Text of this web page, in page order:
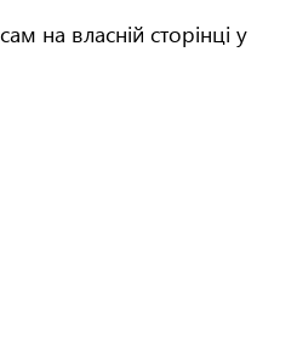
на власній сторінці у